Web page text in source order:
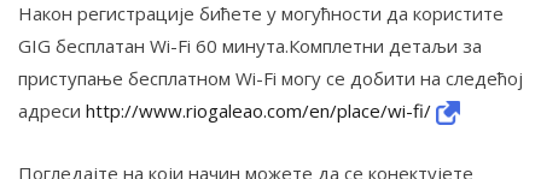
Након регистрације бићете у могућности да користите
GIG бесплатан Wi-Fi 60 минута.Комплетни детаљи за
приступање бесплатном Wi-Fi могу се добити на следећој
адреси http://www.riogaleao.com/en/place/wi-fi/
Погледајте на који начин можете да се конектујете